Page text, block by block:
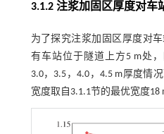
3.1.2 注浆加固区厚度对车
为了探究注浆加固区厚度对
有车站位于隧道上方5 m处
3.0，3.5，4.0，4.5 m厚度情
宽度取自3.1.1节的最优宽度18